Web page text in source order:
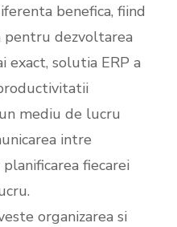
benefica, fiind
pentru dezvoltarea
exact, solutia ERP a
mediu de lucru
intre
fiecarei
organizarea si